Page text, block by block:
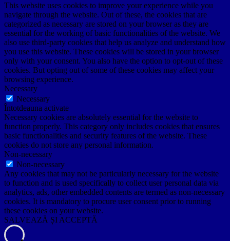
This website uses cookies to improve your experience while you
navigate through the website. Out of these, the cookies that are
categorized as necessary are stored on your browser as they are
essential for the working of basic functionalities of the website. We
also use third-party cookies that help us analyze and understand how
you use this website. These cookies will be stored in your browser
only with your consent. You also have the option to opt-out of these
cookies. But opting out of some of these cookies may affect your
browsing experience.
Necessary
Necessary
Întotdeauna activate
Necessary cookies are absolutely essential for the website to
function properly. This category only includes cookies that ensures
basic functionalities and security features of the website. These
cookies do not store any personal information.
Non-necessary
Non-necessary
Any cookies that may not be particularly necessary for the website
to function and is used specifically to collect user personal data via
analytics, ads, other embedded contents are termed as non-necessary
cookies. It is mandatory to procure user consent prior to running
these cookies on your website.
SALVEAZĂ ȘI ACCEPTĂ